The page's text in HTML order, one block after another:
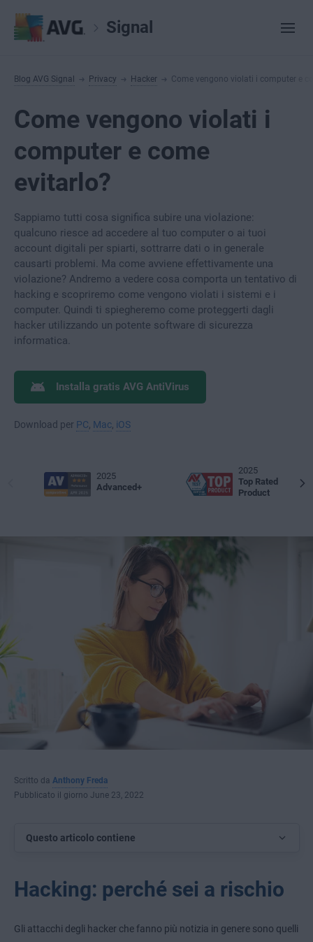
Signal
Blog AVG Signal Privacy Hacker Come vengono violati i computer e
Come vengono violati i
computer e come
evitarlo?
Sappiamo tutti cosa significa subire una violazione:
qualcuno riesce ad accedere al tuo computer o ai tuoi
account digitali per spiarti, sottrarre dati o in generale
causarti problemi. Ma come avviene effettivamente una
violazione? Andremo a vedere cosa comporta un tentativo di
hacking e scopriremo come vengono violati i sistemi e i
computer. Quindi ti spiegheremo come proteggerti dagli
hacker utilizzando un potente software di sicurezza
informatica.
Installa gratis AVG AntiVirus
Download per PC Mac iOS
2025
Advanced+
2025
Top Rated
Product
Scritto da Anthony Freda
Pubblicato il giorno June 23, 2022
Questo articolo contiene
Hacking: perché sei a rischio
Gli attacchi degli hacker che fanno più notizia in genere sono quelli